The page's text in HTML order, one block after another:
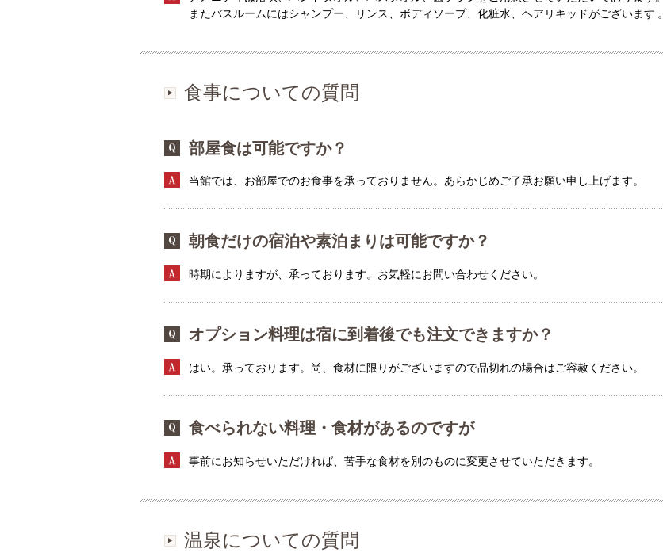
またバスルームにはシャンプー、リンス、ボディソープ、化粧水、ヘアリキッドがございます 。
食事についての質問
部屋食は可能ですか？
当館では、お部屋でのお食事を承っておりません。あらかじめご了承お願い申し上げます。
朝食だけの宿泊や素泊まりは可能ですか？
時期によりますが、承っております。お気軽にお問い合わせください。
オプション料理は宿に到着後でも注文できますか？
はい。承っております。尚、食材に限りがございますので品切れの場合はご容赦ください。
食べられない料理・食材があるのですが
事前にお知らせいただければ、苦手な食材を別のものに変更させていただきます。
温泉についての質問